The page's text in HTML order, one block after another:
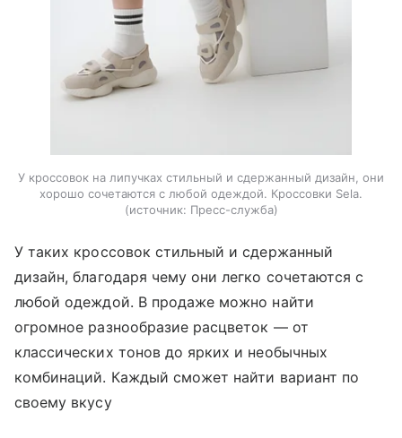
У кроссовок на липучках стильный и сдержанный дизайн, они
хорошо сочетаются с любой одеждой. Кроссовки Sela.
источник: Пресс-служба
У таких кроссовок стильный и сдержанный
дизайн, благодаря чему они легко сочетаются с
любой одеждой. В продаже можно найти
огромное разнообразие расцветок — от
классических тонов до ярких и необычных
комбинаций. Каждый сможет найти вариант по
своему вкусу